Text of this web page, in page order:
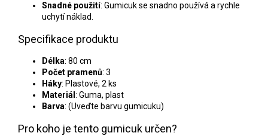
Snadné použití: Gumicuk se snadno používá a rychle
uchytí náklad.
Specifikace produktu
Délka: 80 cm
Počet pramenů: 3
Háky: Plastové, 2 ks
Materiál : Guma, plast
Barva: (Uveďte barvu gumicuku)
Pro koho je tento gumicuk určen?